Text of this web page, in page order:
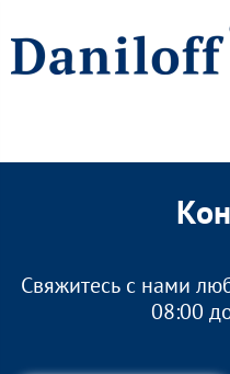
Свяжитесь с нами
08:00